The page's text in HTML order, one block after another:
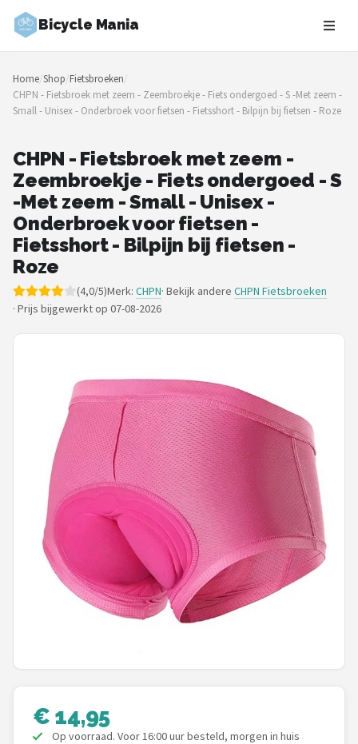
Bicycle Mania
Zoeken
NAVIGATIE
Shop
Merken
Blog
Fietsroutes
Kinderfietsen
Stadsfietsen
Mountainbikes
Shop
POPULAIRE MERKEN
Basil
Volare
ABUS
Schwalbe
Home/Shop/Fietsbroeken/
CHPN - Fietsbroek met zeem - Zeembroekje - Fiets ondergoed - S -Met zeem -
Small - Unisex - Onderbroek voor fietsen - Fietsshort - Bilpijn bij fietsen - Roze
CHPN - Fietsbroek met zeem -
Zeembroekje - Fiets ondergoed - S
-Met zeem - Small - Unisex -
Onderbroek voor fietsen -
Fietsshort - Bilpijn bij fietsen -
Roze
(4,0/5)Merk: CHPN· Bekijk andere CHPN Fietsbroeken
· Prijs bijgewerkt op 07-08-2026
€ 14,95
Op voorraad. Voor 16:00 uur besteld, morgen in huis